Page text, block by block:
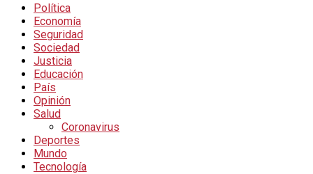
Política
Economía
Seguridad
Sociedad
Justicia
Educación
País
Opinión
Salud
Coronavirus
Deportes
Mundo
Tecnología